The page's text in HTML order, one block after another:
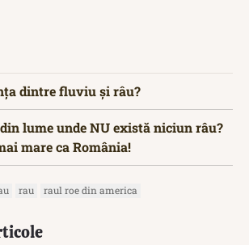
dintre fluviu și râu?
lume unde NU există niciun râu?
mare ca România!
rau raul roe din america